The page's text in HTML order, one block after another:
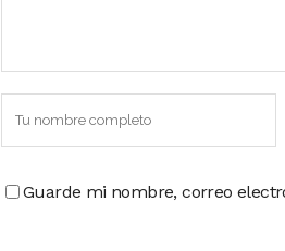
Guarde mi nombre, correo